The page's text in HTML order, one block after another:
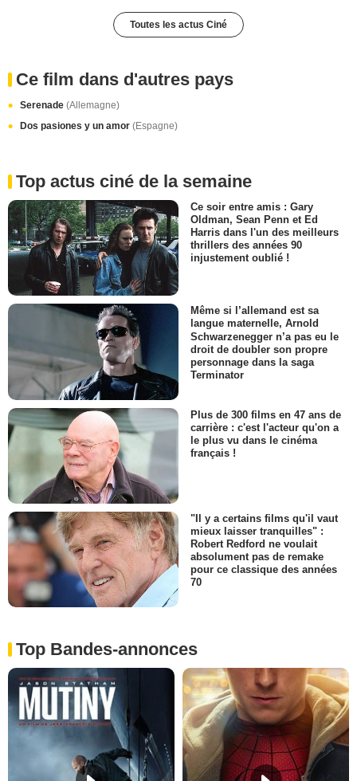
Toutes les actus Ciné
Ce film dans d'autres pays
Serenade (Allemagne)
Dos pasiones y un amor (Espagne)
Top actus ciné de la semaine
Ce soir entre amis : Gary
Oldman, Sean Penn et Ed
Harris dans l'un des meilleurs
thrillers des années 90
injustement oublié !
Même si l’allemand est sa
langue maternelle, Arnold
Schwarzenegger n’a pas eu le
droit de doubler son propre
personnage dans la saga
Terminator
Plus de 300 films en 47 ans de
carrière : c'est l'acteur qu'on a
le plus vu dans le cinéma
français !
"Il y a certains films qu'il vaut
mieux laisser tranquilles" :
Robert Redford ne voulait
absolument pas de remake
pour ce classique des années
70
Top Bandes-annonces